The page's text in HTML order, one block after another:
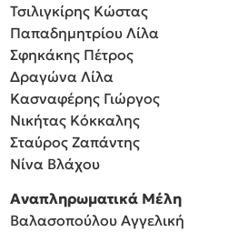
Τσιλιγκίρης Κώστας
Παπαδημητρίου Λίλα
Σφηκάκης Πέτρος
Δραγώνα Λίλα
Κασναφέρης Γιώργος
Νικήτας Κόκκαλης
Σταύρος Ζαπάντης
Νίνα Βλάχου
Αναπληρωματικά Μέλη
Βαλασοπούλου Αγγελική